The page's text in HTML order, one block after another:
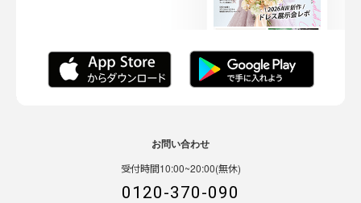
お問い合わせ
受付時間10:00~20:00(無休)
0120-370-090